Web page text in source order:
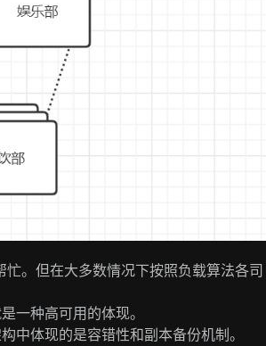
。但在大多数情况下按照负载算法各司
一种高可用的体现。
中体现的是容错性和副本备份机制。